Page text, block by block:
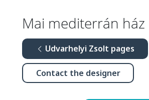
Mai mediterrán ház
Udvarhelyi Zsolt pages
Contact the designer